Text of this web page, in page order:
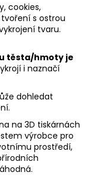
cookies,
s ostrou
tvaru.
těsta/hmoty je
i naznačí
dohledat
na 3D tiskárnách
výrobce pro
prostředí,